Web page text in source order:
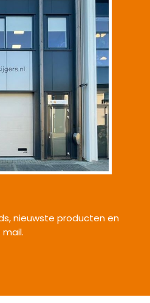
nieuwste producten en